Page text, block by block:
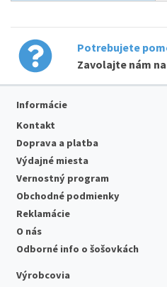
Potrebujete
Zavolajte nám na
Informácie
Kontakt
Doprava a platba
Výdajné miesta
Vernostný program
Obchodné podmienky
Reklamácie
O nás
Odborné info o šošovkách
Výrobcovia